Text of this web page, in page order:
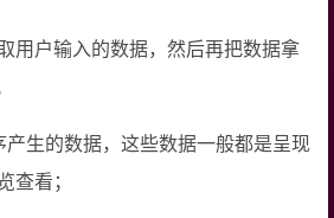
用户输入的数据，然后再把数据拿
产生的数据，这些数据一般都是呈现
查看；